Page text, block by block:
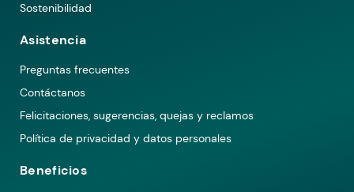
Sostenibilidad
Asistencia
Preguntas frecuentes
Contáctanos
Felicitaciones, sugerencias, quejas y reclamos
Política de privacidad y datos personales
Beneficios